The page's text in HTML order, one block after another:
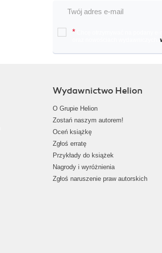
*
Wydawnictwo Helion
O Grupie Helion
Zostań naszym autorem!
Oceń książkę
Zgłoś erratę
Przykłady do książek
Nagrody i wyróżnienia
Zgłoś naruszenie praw autorskich